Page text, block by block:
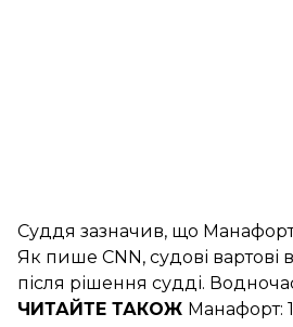
Суддя зазначив, що
Як пише CNN, судові
після рішення судді.
ЧИТАЙТЕ ТАКОЖ Манафорт: